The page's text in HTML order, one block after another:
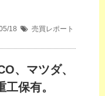
18 売買レポート
、マツダ、
工保有。